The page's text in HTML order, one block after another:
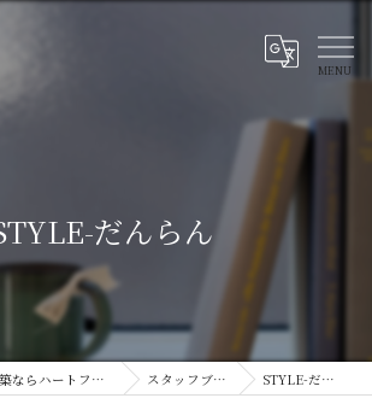
だんらん
兵庫県淡路島の新築ならハートフルライフ スタッフブログ STYLE-だんらん